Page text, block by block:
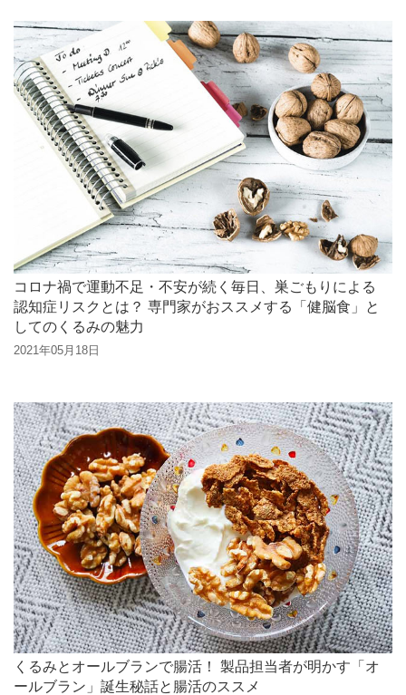
コロナ禍で運動不足・不安が続く毎日、巣ごもりによる
認知症リスクとは？ 専門家がおススメする「健脳食」と
してのくるみの魅力
2021年05月18日
くるみとオールブランで腸活！ 製品担当者が明かす「オ
ールブラン」誕生秘話と腸活のススメ